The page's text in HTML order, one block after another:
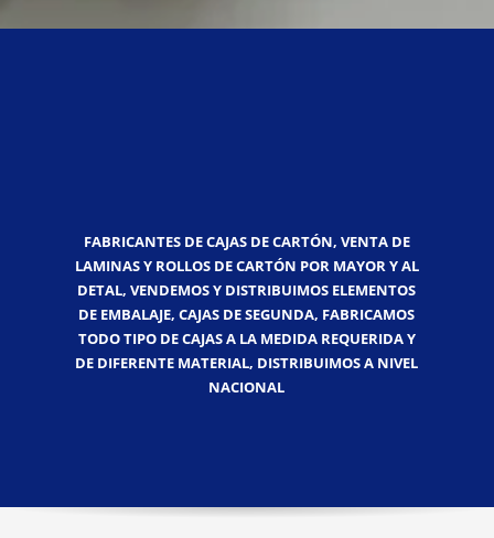
FABRICANTES DE CAJAS DE CARTÓN, VENTA DE
LAMINAS Y ROLLOS DE CARTÓN POR MAYOR Y AL
DETAL, VENDEMOS Y DISTRIBUIMOS ELEMENTOS
DE EMBALAJE, CAJAS DE SEGUNDA, FABRICAMOS
TODO TIPO DE CAJAS A LA MEDIDA REQUERIDA Y
DE DIFERENTE MATERIAL, DISTRIBUIMOS A NIVEL
NACIONAL